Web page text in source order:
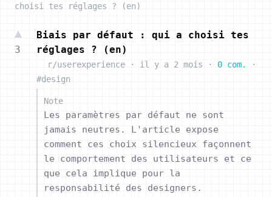
choisi tes réglages ? (en)
3
Biais par défaut : qui a choisi tes
réglages ? (en)
r/userexperience · il y a 2 mois · 0 com.
·
#design
Note
Les paramètres par défaut ne sont
jamais neutres. L'article expose
comment ces choix silencieux façonnent
le comportement des utilisateurs et ce
que cela implique pour la
responsabilité des designers.